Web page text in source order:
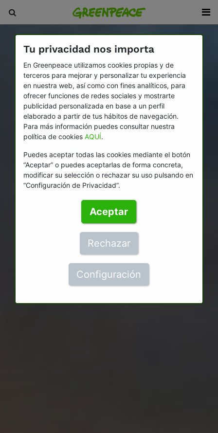
Tu privacidad nos importa
En Greenpeace utilizamos cookies propias y de
terceros para mejorar y personalizar tu experiencia
en nuestra web, así como con fines analíticos, para
ofrecer funciones de redes sociales y mostrarte
publicidad personalizada en base a un perfil
elaborado a partir de tus hábitos de navegación.
Para más información puedes consultar nuestra
política de cookies AQUÍ.
Puedes aceptar todas las cookies mediante el botón
“Aceptar” o puedes aceptarlas de forma concreta,
modificar su selección o rechazar su uso pulsando en
“Configuración de Privacidad”.
Aceptar
Rechazar
Configuración